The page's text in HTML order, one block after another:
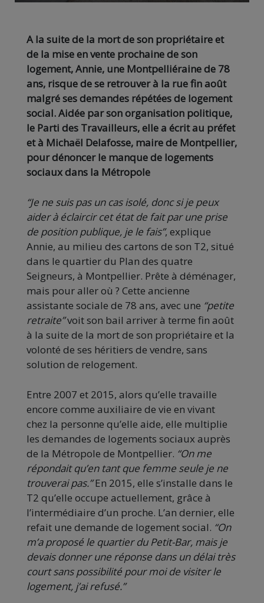
A la suite de la mort de son propriétaire et
de la mise en vente prochaine de son
logement, Annie, une Montpelliéraine de 78
ans, risque de se retrouver à la rue fin août
malgré ses demandes répétées de logement
social. Aidée par son organisation politique,
le Parti des Travailleurs, elle a écrit au préfet
et à Michaël Delafosse, maire de Montpellier,
pour dénoncer le manque de logements
sociaux dans la Métropole
“Je ne suis pas un cas isolé, donc si je peux
aider à éclaircir cet état de fait par une prise
de position publique, je le fais”, explique
Annie, au milieu des cartons de son T2, situé
dans le quartier du Plan des quatre
Seigneurs, à Montpellier. Prête à déménager,
mais pour aller où ? Cette ancienne
assistante sociale de 78 ans, avec une “petite
retraite”voit son bail arriver à terme fin août
à la suite de la mort de son propriétaire et la
volonté de ses héritiers de vendre, sans
solution de relogement.
Entre 2007 et 2015, alors qu’elle travaille
encore comme auxiliaire de vie en vivant
chez la personne qu’elle aide, elle multiplie
les demandes de logements sociaux auprès
de la Métropole de Montpellier. “On me
répondait qu’en tant que femme seule je ne
trouverai pas.”En 2015, elle s’installe dans le
T2 qu’elle occupe actuellement, grâce à
l’intermédiaire d’un proche. L’an dernier, elle
refait une demande de logement social. “On
m’a proposé le quartier du Petit-Bar, mais je
devais donner une réponse dans un délai très
court sans possibilité pour moi de visiter le
logement, j’ai refusé.”